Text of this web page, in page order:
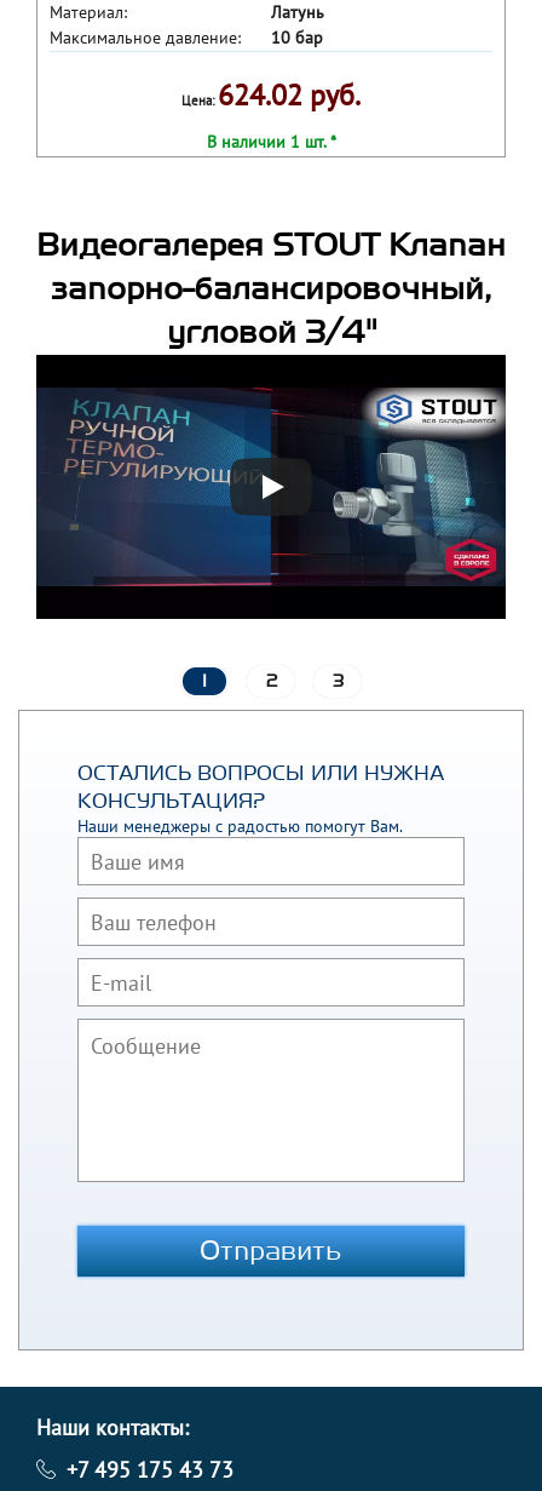
Материал:
Латунь
Максимальное давление:
10 бар
Цена: 624.02 руб.
В наличии 1 шт. *
Видеогалерея STOUT Клапан
запорно-балансировочный,
угловой 3/4"
2 3
ОСТАЛИСЬ ВОПРОСЫ ИЛИ НУЖНА
КОНСУЛЬТАЦИЯ?
Наши менеджеры с радостью помогут Вам.
Отправить
Наши контакты:
+7 495 175 43 73